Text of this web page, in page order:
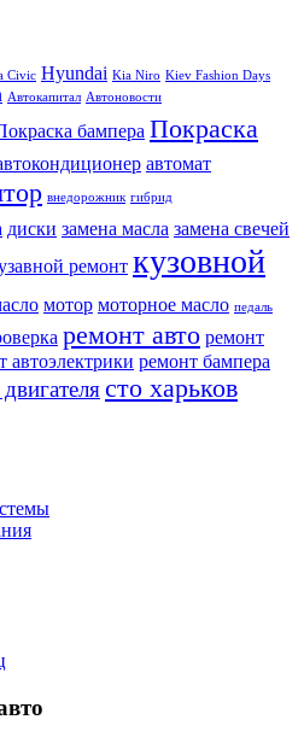
Civic Hyundai Kia Niro Kiev Fashion Days
Автокапитал Автоновости
бампера Покраска
автомат
внедорожник гибрид
диски замена масла замена свечей
ремонт кузовной
мотор моторное масло педаль
ремонт авто ремонт
автоэлектрики ремонт бампера
сто харьков